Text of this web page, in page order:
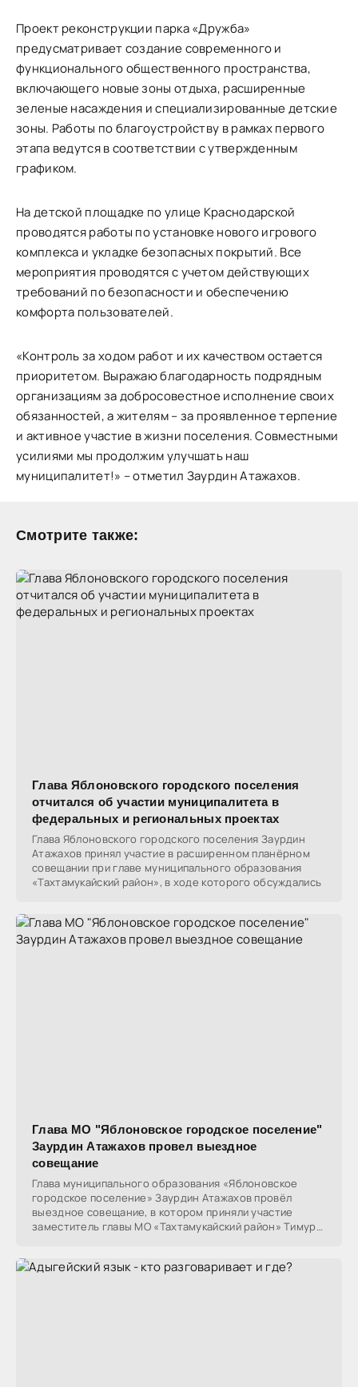
Проект реконструкции парка «Дружба»
предусматривает создание современного и
функционального общественного пространства,
включающего новые зоны отдыха, расширенные
зеленые насаждения и специализированные детские
зоны. Работы по благоустройству в рамках первого
этапа ведутся в соответствии с утвержденным
графиком.
На детской площадке по улице Краснодарской
проводятся работы по установке нового игрового
комплекса и укладке безопасных покрытий. Все
мероприятия проводятся с учетом действующих
требований по безопасности и обеспечению
комфорта пользователей.
«Контроль за ходом работ и их качеством остается
приоритетом. Выражаю благодарность подрядным
организациям за добросовестное исполнение своих
обязанностей, а жителям – за проявленное терпение
и активное участие в жизни поселения. Совместными
усилиями мы продолжим улучшать наш
муниципалитет!» – отметил Заурдин Атажахов.
Смотрите также:
Глава Яблоновского городского поселения
отчитался об участии муниципалитета в
федеральных и региональных проектах
Глава Яблоновского городского поселения Заурдин
Атажахов принял участие в расширенном планёрном
совещании при главе муниципального образования
«Тахтамукайский район», в ходе которого обсуждались
Глава МО "Яблоновское городское поселение"
Заурдин Атажахов провел выездное
совещание
Глава муниципального образования «Яблоновское
городское поселение» Заурдин Атажахов провёл
выездное совещание, в котором приняли участие
заместитель главы МО «Тахтамукайский район» Тимур